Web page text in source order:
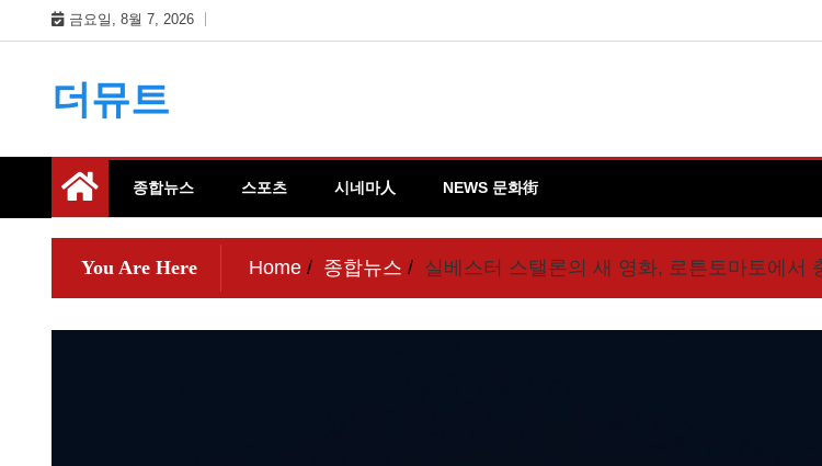
to
금요일, 8월 7, 2026
더뮤트
종합뉴스 스포츠 시네마人 NEWS 문화街
You Are Here Home 종합뉴스 실베스터 스탤론의 새 영화, 로튼토마토에서